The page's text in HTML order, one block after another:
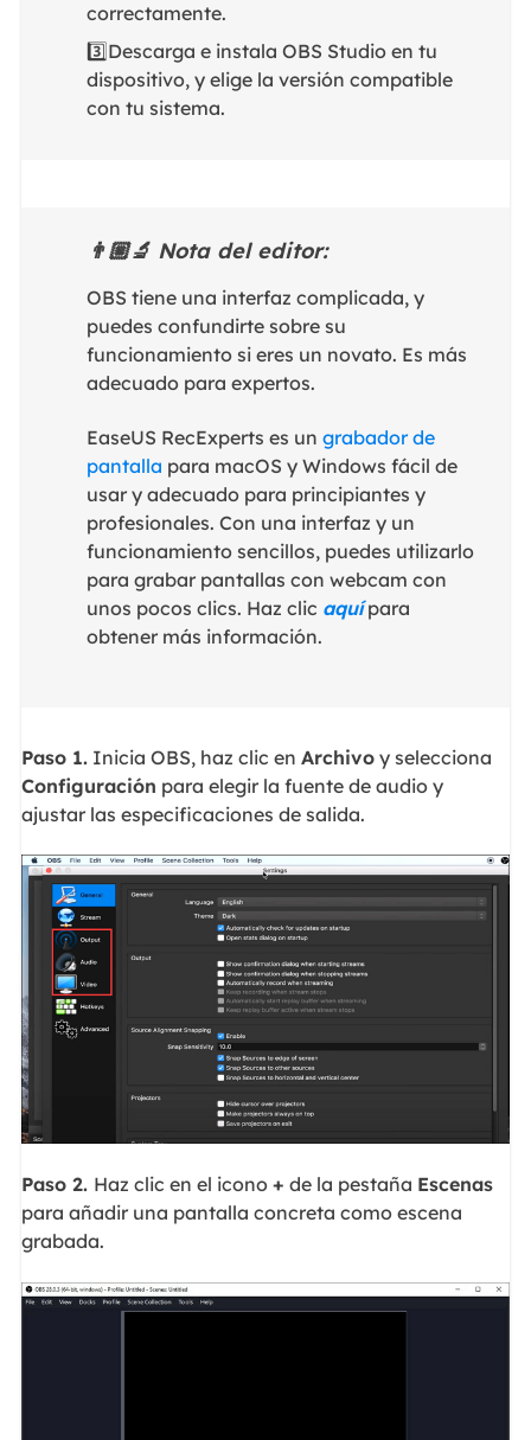
correctamente.
3️⃣Descarga e instala OBS Studio en tu
dispositivo, y elige la versión compatible
con tu sistema.
👨🏼‍🔬 Nota del editor:
OBS tiene una interfaz complicada, y
puedes confundirte sobre su
funcionamiento si eres un novato. Es más
adecuado para expertos.
EaseUS RecExperts es un grabador de
pantalla para macOS y Windows fácil de
usar y adecuado para principiantes y
profesionales. Con una interfaz y un
funcionamiento sencillos, puedes utilizarlo
para grabar pantallas con webcam con
unos pocos clics. Haz clic aquípara
obtener más información.
Paso 1.Inicia OBS, haz clic en Archivoy selecciona
Configuración para elegir la fuente de audio y
ajustar las especificaciones de salida.
Paso 2. Haz clic en el icono + de la pestaña Escenas
para añadir una pantalla concreta como escena
grabada.